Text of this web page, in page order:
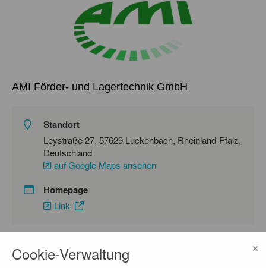
AMI Förder- und Lagertechnik GmbH
Standort
Leystraße 27, 57629 Luckenbach, Rheinland-Pfalz,
Deutschland
auf Google Maps ansehen
Homepage
Link
Ansprechpartner
Cookie-Verwaltung ×